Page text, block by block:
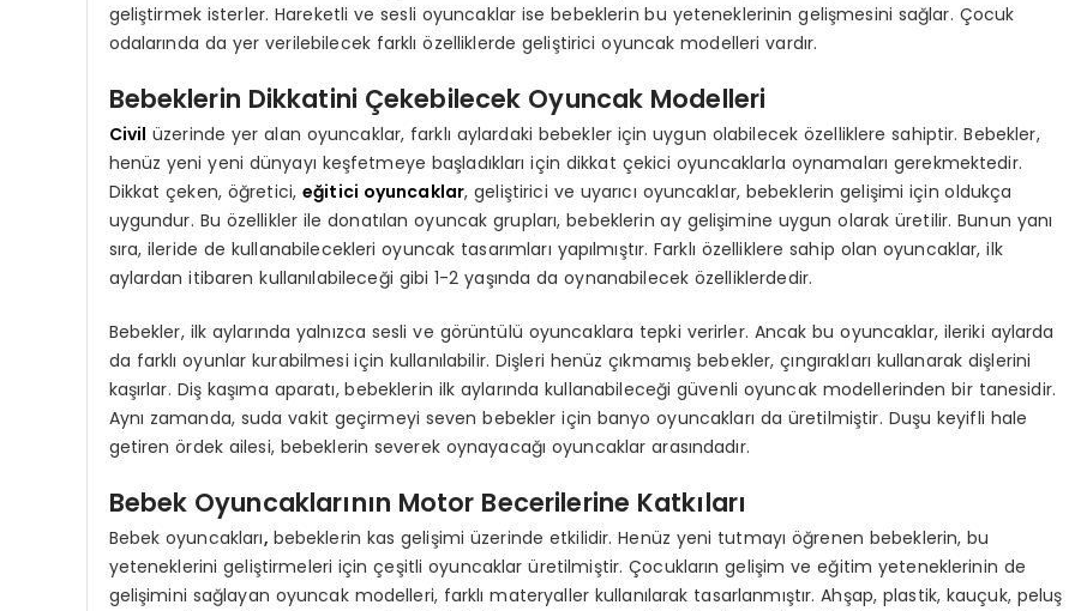
geliştirmek isterler. Hareketli ve sesli oyuncaklar ise bebeklerin bu yeteneklerinin gelişmesini sağlar. Çocuk
odalarında da yer verilebilecek farklı özelliklerde geliştirici oyuncak modelleri vardır.
Bebeklerin Dikkatini Çekebilecek Oyuncak Modelleri
Civil üzerinde yer alan oyuncaklar, farklı aylardaki bebekler için uygun olabilecek özelliklere sahiptir. Bebekler,
henüz yeni yeni dünyayı keşfetmeye başladıkları için dikkat çekici oyuncaklarla oynamaları gerekmektedir.
Dikkat çeken, öğretici, eğitici oyuncaklar, geliştirici ve uyarıcı oyuncaklar, bebeklerin gelişimi için oldukça
uygundur. Bu özellikler ile donatılan oyuncak grupları, bebeklerin ay gelişimine uygun olarak üretilir. Bunun yanı
sıra, ileride de kullanabilecekleri oyuncak tasarımları yapılmıştır. Farklı özelliklere sahip olan oyuncaklar, ilk
aylardan itibaren kullanılabileceği gibi 1-2 yaşında da oynanabilecek özelliklerdedir.
Bebekler, ilk aylarında yalnızca sesli ve görüntülü oyuncaklara tepki verirler. Ancak bu oyuncaklar, ileriki aylarda
da farklı oyunlar kurabilmesi için kullanılabilir. Dişleri henüz çıkmamış bebekler, çıngırakları kullanarak dişlerini
kaşırlar. Diş kaşıma aparatı, bebeklerin ilk aylarında kullanabileceği güvenli oyuncak modellerinden bir tanesidir.
Aynı zamanda, suda vakit geçirmeyi seven bebekler için banyo oyuncakları da üretilmiştir. Duşu keyifli hale
getiren ördek ailesi, bebeklerin severek oynayacağı oyuncaklar arasındadır.
Bebek Oyuncaklarının Motor Becerilerine Katkıları
Bebek oyuncakları, bebeklerin kas gelişimi üzerinde etkilidir. Henüz yeni tutmayı öğrenen bebeklerin, bu
yeteneklerini geliştirmeleri için çeşitli oyuncaklar üretilmiştir. Çocukların gelişim ve eğitim yeteneklerinin de
gelişimini sağlayan oyuncak modelleri, farklı materyaller kullanılarak tasarlanmıştır. Ahşap, plastik, kauçuk, peluş